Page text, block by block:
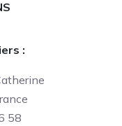
:
58